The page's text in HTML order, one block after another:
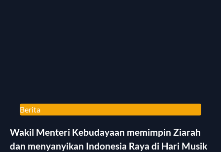
Berita
Wakil Menteri Kebudayaan memimpin Ziarah
dan menyanyikan Indonesia Raya di Hari Musik